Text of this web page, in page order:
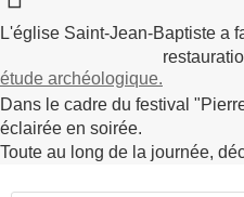
L'église Saint-Jean-Baptiste a
étude archéologique.
Dans le cadre du festival
éclairée en soirée.
Toute au long de la journée,